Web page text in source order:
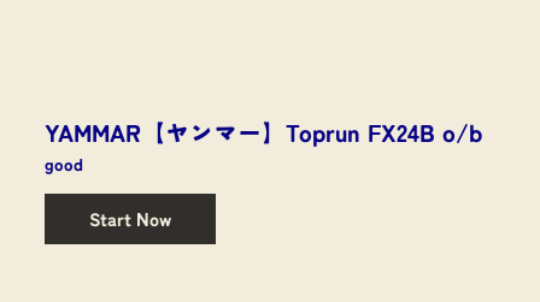
YAMMAR【ヤンマー】Toprun FX24B o/b
good
Start Now